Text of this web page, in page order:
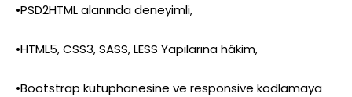
•PSD2HTML alanında deneyimli,
•HTML5, CSS3, SASS, LESS Yapılarına hâkim,
•Bootstrap kütüphanesine ve responsive kodlamaya